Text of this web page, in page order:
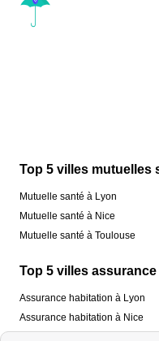
Top 5 villes mutuelles
Mutuelle santé à Lyon
Mutuelle santé à Nice
Mutuelle santé à Toulouse
Top 5 villes
Assurance habitation à Lyon
Assurance habitation à Nice